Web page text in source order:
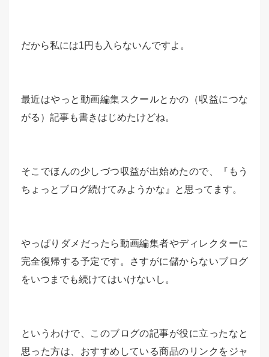
だから私には1円も入らないんですよ。
最近はやっと動画編集スクールとかの（収益につな
がる）記事も書きはじめたけどね。
そこでほんの少しづつ収益が出始めたので、『もう
ちょっとブログ続けてみようかな』と思ってます。
やっぱりダメだったら動画編集者やディレクターに
完全復帰する予定です。さすがに儲からないブログ
をいつまでも続けてはいけないし。
というわけで、このブログの記事が役に立ったなと
思った方は、おすすめしている商品のリンクをジャ